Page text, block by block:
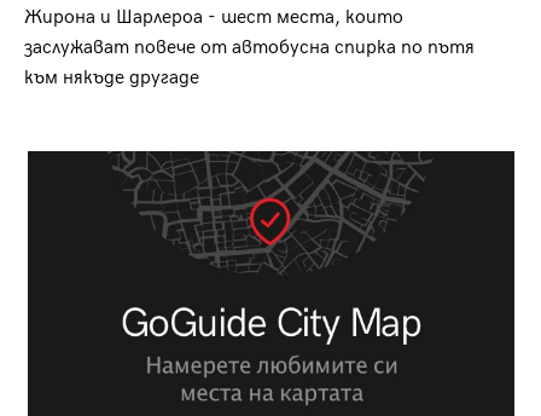
Жирона и Шарлероа - шест места, които
заслужават повече от автобусна спирка по пътя
към някъде другаде